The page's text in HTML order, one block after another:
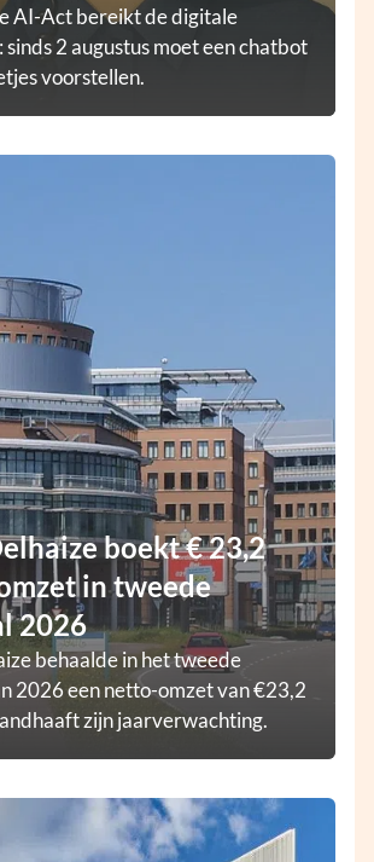
AI-Act bereikt de digitale
2 augustus moet een chatbot
voorstellen.
boekt € 23,2
in tweede
2026
behaalde in het tweede
2026 een netto-omzet van €23,2
zijn jaarverwachting.